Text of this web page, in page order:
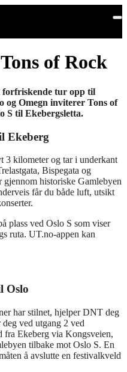
of Rock
forfriskende tur opp til
og Omegn inviterer Tons of
S til Ekebergsletta.
Ekeberg
3 kilometer og tar i underkant
Bispegata og
historiske Gamlebyen
får du både luft, utsikt
plass ved Oslo S som viser
ruta. UT.no-appen kan
Oslo
har stilnet, hjelper DNT deg
ved utgang 2 ved
fra Ekeberg via Kongsveien,
tilbake mot Oslo S. En
å avslutte en festivalkveld